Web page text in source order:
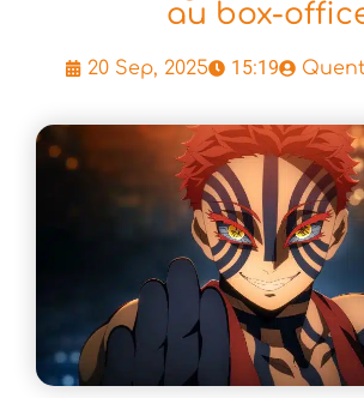
au box-
20 Sep, 2025 15:19